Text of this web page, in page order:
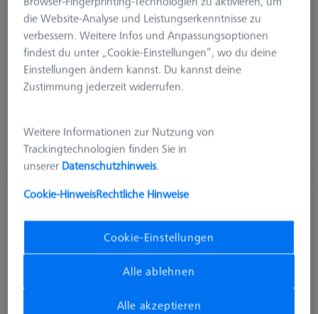
Klarglas
Befestigen
zzgl. USt.
In Kürze Verfügbar
Rasterpalette OMEGA 543, comfort, M4 x
die Website-Analyse und Leistungserkenntnisse zu
verbessern. Weitere Infos und Anpassungsoptionen
findest du unter „Cookie-Einstellungen“, wo du deine
Einstellungen ändern kannst. Du kannst deine
Zustimmung jederzeit widerrufen.
Weitere Informationen zur Nutzung von
Trackingtechnologien finden Sie in
unserer Datenschutzhinweis.
Cookie-HinweisRechtliche Hinweise
Cookie-Einstellungen
Alle ablehnen
Alle akzeptieren